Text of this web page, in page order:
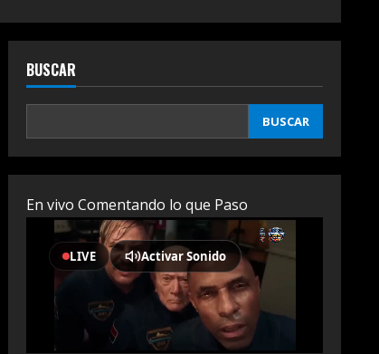
BUSCAR
BUSCAR
En vivo Comentando lo que Paso